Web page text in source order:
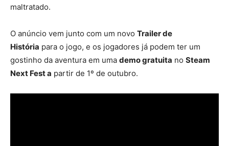
maltratado.
O anúncio vem junto com um novo Trailer de
História para o jogo, e os jogadores já podem ter um
gostinho da aventura em uma demo gratuita no Steam
Next Fest a partir de 1º de outubro.